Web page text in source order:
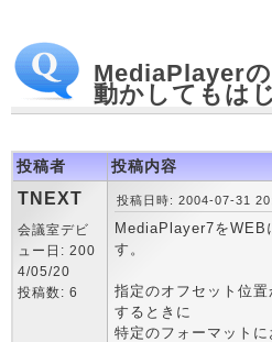
MediaPlayer
動かしてもは
投稿者 投稿内容
TNEXT
会議室デビ
ュー日: 200
4/05/20
投稿数: 6
投稿日時: 2004-07-31
MediaPlayer7をWEB
す。
指定のオフセット位
するときに
特定のフォーマット